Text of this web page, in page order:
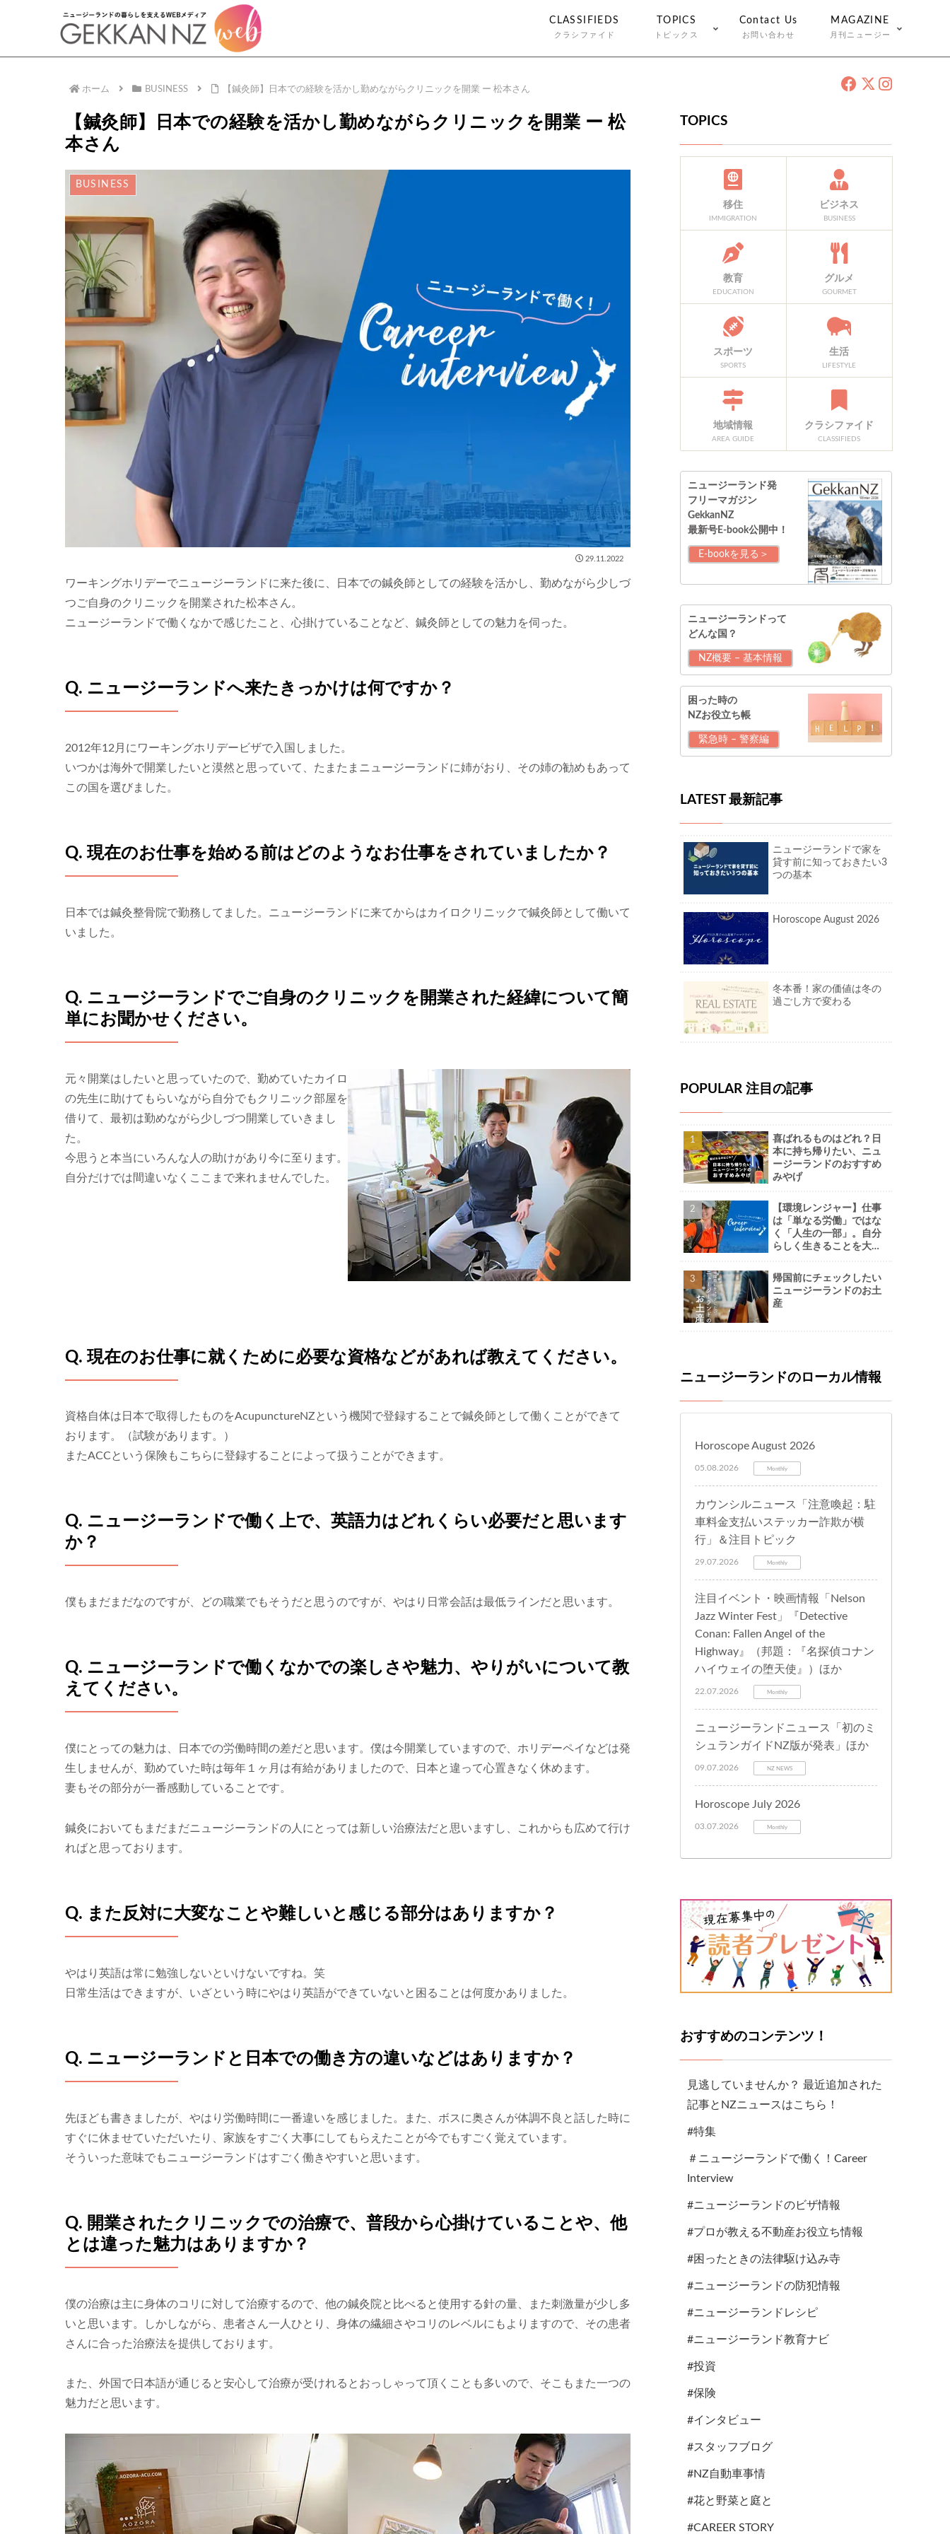
CLASSIFIEDS
クラシファイド
TOPICS
トピックス
Contact Us
お問い合わせ
MAGAZINE
月刊ニュージー
ホーム BUSINESS 【鍼灸師】日本での経験を活かし勤めながらクリニックを開業 ー 松本さん
【鍼灸師】日本での経験を活かし勤めながらクリニックを開業 ー 松
本さん
BUSINESS
29.11.2022
ワーキングホリデーでニュージーランドに来た後に、日本での鍼灸師としての経験を活かし、勤めながら少しづ
つご自身のクリニックを開業された松本さん。
ニュージーランドで働くなかで感じたこと、心掛けていることなど、鍼灸師としての魅力を伺った。
Q. ニュージーランドへ来たきっかけは何ですか？
2012年12月にワーキングホリデービザで入国しました。
いつかは海外で開業したいと漠然と思っていて、たまたまニュージーランドに姉がおり、その姉の勧めもあって
この国を選びました。
Q. 現在のお仕事を始める前はどのようなお仕事をされていましたか？
日本では鍼灸整骨院で勤務してました。ニュージーランドに来てからはカイロクリニックで鍼灸師として働いて
いました。
Q. ニュージーランドでご自身のクリニックを開業された経緯について簡
単にお聞かせください。
元々開業はしたいと思っていたので、勤めていたカイロ
の先生に助けてもらいながら自分でもクリニック部屋を
借りて、最初は勤めながら少しづつ開業していきまし
た。
今思うと本当にいろんな人の助けがあり今に至ります。
自分だけでは間違いなくここまで来れませんでした。
Q. 現在のお仕事に就くために必要な資格などがあれば教えてください。
資格自体は日本で取得したものをAcupunctureNZという機関で登録することで鍼灸師として働くことができて
おります。（試験があります。）
またACCという保険もこちらに登録することによって扱うことができます。
Q. ニュージーランドで働く上で、英語力はどれくらい必要だと思います
か？
僕もまだまだなのですが、どの職業でもそうだと思うのですが、やはり日常会話は最低ラインだと思います。
Q. ニュージーランドで働くなかでの楽しさや魅力、やりがいについて教
えてください。
僕にとっての魅力は、日本での労働時間の差だと思います。僕は今開業していますので、ホリデーペイなどは発
生しませんが、勤めていた時は毎年１ヶ月は有給がありましたので、日本と違って心置きなく休めます。
妻もその部分が一番感動していることです。
鍼灸においてもまだまだニュージーランドの人にとっては新しい治療法だと思いますし、これからも広めて行け
ればと思っております。
Q. また反対に大変なことや難しいと感じる部分はありますか？
やはり英語は常に勉強しないといけないですね。笑
日常生活はできますが、いざという時にやはり英語ができていないと困ることは何度かありました。
Q. ニュージーランドと日本での働き方の違いなどはありますか？
先ほども書きましたが、やはり労働時間に一番違いを感じました。また、ボスに奥さんが体調不良と話した時に
すぐに休ませていただいたり、家族をすごく大事にしてもらえたことが今でもすごく覚えています。
そういった意味でもニュージーランドはすごく働きやすいと思います。
Q. 開業されたクリニックでの治療で、普段から心掛けていることや、他
とは違った魅力はありますか？
僕の治療は主に身体のコリに対して治療するので、他の鍼灸院と比べると使用する針の量、また刺激量が少し多
いと思います。しかしながら、患者さん一人ひとり、身体の繊細さやコリのレベルにもよりますので、その患者
さんに合った治療法を提供しております。
また、外国で日本語が通じると安心して治療が受けれるとおっしゃって頂くことも多いので、そこもまた一つの
魅力だと思います。
TOPICS
移住
IMMIGRATION
ビジネス
BUSINESS
教育
EDUCATION
グルメ
GOURMET
スポーツ
SPORTS
生活
LIFESTYLE
地域情報
AREA GUIDE
クラシファイド
CLASSIFIEDS
ニュージーランド発
フリーマガジン
GekkanNZ
最新号E-book公開中！
E-bookを見る＞
ニュージーランドって
どんな国？
NZ概要 – 基本情報
困った時の
NZお役立ち帳
緊急時 – 警察編
LATEST 最新記事
ニュージーランドで家を
貸す前に知っておきたい3
つの基本
Horoscope August 2026
冬本番！家の価値は冬の
過ごし方で変わる
POPULAR 注目の記事
喜ばれるものはどれ？日
本に持ち帰りたい、ニュ
ージーランドのおすすめ
みやげ
【環境レンジャー】仕事
は「単なる労働」ではな
く「人生の一部」。自分
らしく生きることを大切
帰国前にチェックしたい
ニュージーランドのお土
産
ニュージーランドのローカル情報
Horoscope August 2026
05.08.2026 Monthly
カウンシルニュース「注意喚起：駐
車料金支払いステッカー詐欺が横
行」＆注目トピック
29.07.2026 Monthly
注目イベント・映画情報「Nelson
Jazz Winter Fest」『Detective
Conan: Fallen Angel of the
Highway』（邦題：『名探偵コナン
ハイウェイの堕天使』）ほか
22.07.2026 Monthly
ニュージーランドニュース「初のミ
シュランガイドNZ版が発表」ほか
09.07.2026 NZ NEWS
Horoscope July 2026
03.07.2026 Monthly
おすすめのコンテンツ！
見逃していませんか？ 最近追加された
記事とNZニュースはこちら！
#特集
＃ニュージーランドで働く！Career
Interview
#ニュージーランドのビザ情報
#プロが教える不動産お役立ち情報
#困ったときの法律駆け込み寺
#ニュージーランドの防犯情報
#ニュージーランドレシピ
#ニュージーランド教育ナビ
#投資
#保険
#インタビュー
#スタッフブログ
#NZ自動車事情
#花と野菜と庭と
#CAREER STORY